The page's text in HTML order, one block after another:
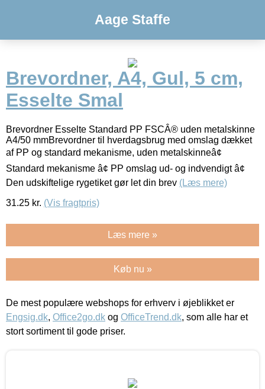
Aage Staffe
Brevordner, A4, Gul, 5 cm,
Esselte Smal
Brevordner Esselte Standard PP FSCÂ® uden metalskinne
A4/50 mmBrevordner til hverdagsbrug med omslag dækket
af PP og standard mekanisme, uden metalskinneâ¢
Standard mekanisme â¢ PP omslag ud- og indvendigt â¢
Den udskiftelige rygetiket gør let din brev (Læs mere)
31.25 kr. (Vis fragtpris)
Læs mere »
Køb nu »
De mest populære webshops for erhverv i øjeblikket er
Engsig.dk, Office2go.dk og OfficeTrend.dk, som alle har et
stort sortiment til gode priser.